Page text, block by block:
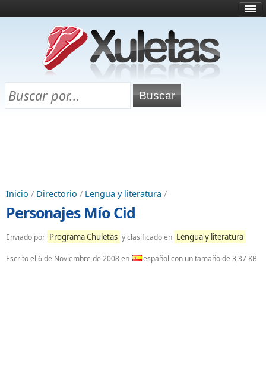
¿Qué es esto?
Directorio
Chuletas para exámenes
Inicio / Directorio / Lengua y literatura /
Personajes Mío Cid
Enviado por Programa Chuletas y clasificado en Lengua y literatura
Escrito el 6 de Noviembre de 2008en español con un tamaño de 3,37 KB